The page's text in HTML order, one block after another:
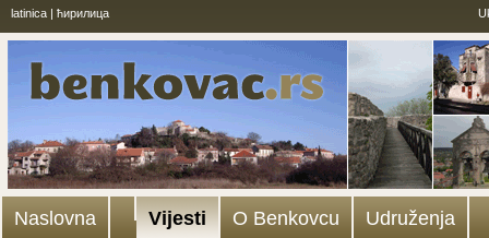
latinica | ћирилица
Naslovna Vijesti O Benkovcu Udruženja